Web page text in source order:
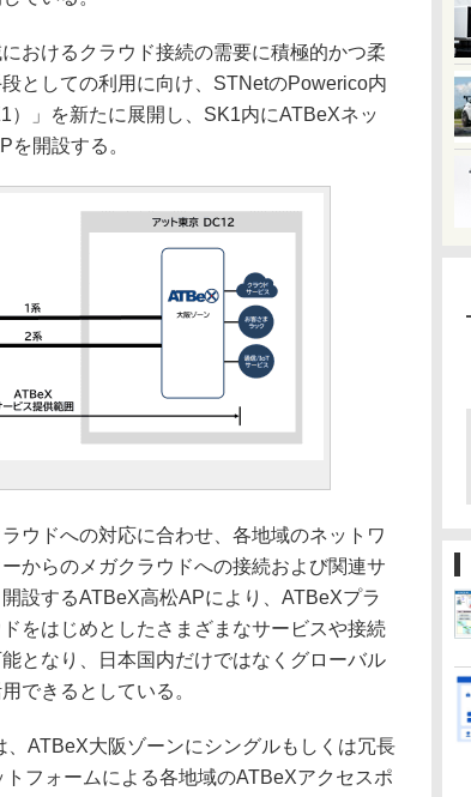
おけるクラウド接続の需要に積極的かつ柔
としての利用に向け、STNetのPowerico内
）」を新たに展開し、SK1内にATBeXネッ
を開設する。
ウドへの対応に合わせ、各地域のネットワ
からのメガクラウドへの接続および関連サ
設するATBeX高松APにより、ATBeXプラ
をはじめとしたさまざまなサービスや接続
となり、日本国内だけではなくグローバル
できるとしている。
ATBeX大阪ゾーンにシングルもしくは冗長
フォームによる各地域のATBeXアクセスポ